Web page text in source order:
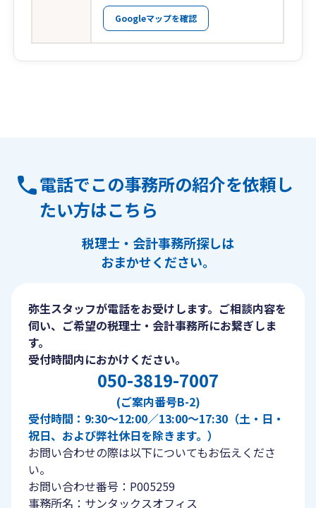
Googleマップを確認
電話でこの事務所の紹介を依頼し
たい方はこちら
税理士・会計事務所探しは
おまかせください。
弥生スタッフが電話をお受けします。ご相談内容を
伺い、ご希望の税理士・会計事務所にお繋ぎしま
す。
受付時間内におかけください。
050-3819-7007
(ご案内番号B-2)
受付時間：9:30〜12:00／13:00〜17:30（土・日・
祝日、および弊社休日を除きます。）
お問い合わせの際は以下についてもお伝えくださ
い。
お問い合わせ番号：P005259
事務所名：サンタックスオフィス